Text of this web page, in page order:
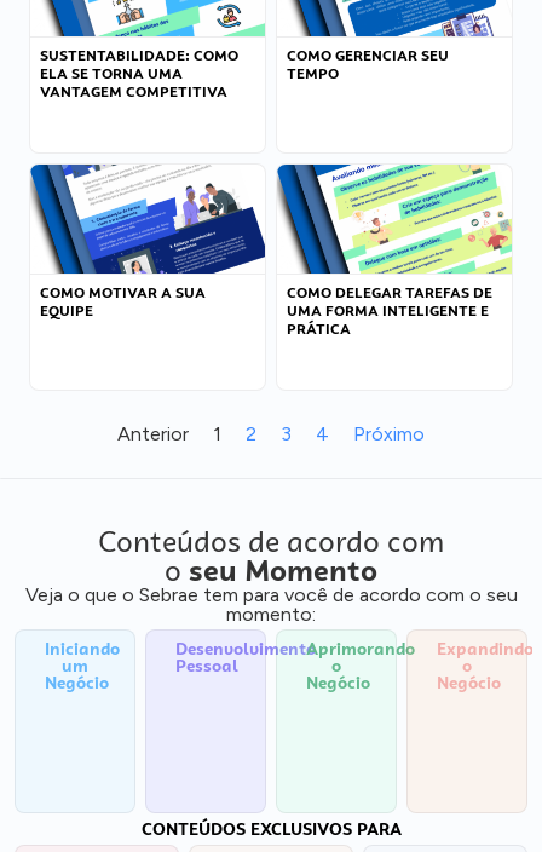
SUSTENTABILIDADE: COMO
ELA SE TORNA UMA
VANTAGEM COMPETITIVA
COMO GERENCIAR SEU
TEMPO
COMO MOTIVAR A SUA
EQUIPE
COMO DELEGAR TAREFAS DE
UMA FORMA INTELIGENTE E
PRÁTICA
Anterior 1 2 3 4 Próximo
Conteúdos de acordo com
o seu Momento
Veja o que o Sebrae tem para você de acordo com o seu
momento:
Iniciando
um
Negócio
Desenvolvimento
Pessoal
Aprimorando
o
Negócio
Expandindo
o
Negócio
CONTEÚDOS EXCLUSIVOS PARA